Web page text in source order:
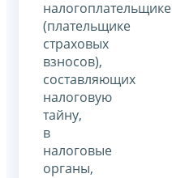
налогоплательщике
(плательщике
страховых
взносов),
составляющих
налоговую
тайну,
в
налоговые
органы,